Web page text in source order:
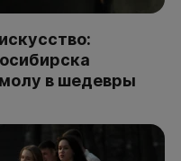
в шедевры